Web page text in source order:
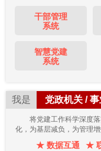
干部管理
系统
智慧党建
系统
我是 党政机关 /
将党建工作科学深度
化，为基层减负，为管理
★ 数据互通 ★